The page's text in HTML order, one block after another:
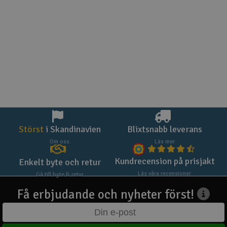
Störst i Skandinavien
Om oss
Blixtsnabb leverans
Läs mer
Enkelt byte och retur
Gå till byte & retur
Kundrecension på prisjakt
Läs våra recensioner
Få erbjudande och nyheter först!